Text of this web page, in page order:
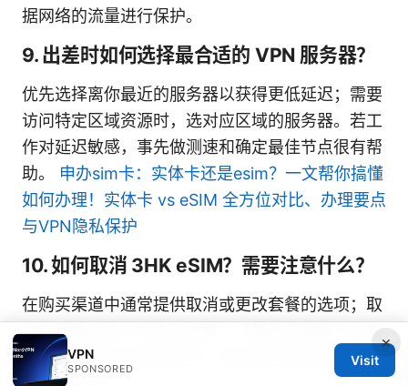
据网络的流量进行保护。
9. 出差时如何选择最合适的 VPN 服务器？
优先选择离你最近的服务器以获得更低延迟；需要
访问特定区域资源时，选对应区域的服务器。若工
作对延迟敏感，事先做测速和确定最佳节点很有帮
助。 申办sim卡：实体卡还是esim？一文帮你搞懂
如何办理！实体卡 vs eSIM 全方位对比、办理要点
与VPN隐私保护
10. 如何取消 3HK eSIM？需要注意什么？
在购买渠道中通常提供取消或更改套餐的选项；取
消前请确认未产生未清余额，了解是否需要支付解
约费或数据未用完的结算。激活前建议备份当前设
×
VPN
SPONSORED
Visit